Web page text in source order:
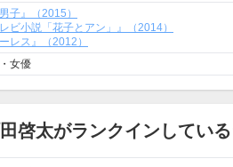
子』（2015）
ビ小説「花子とアン」』（2014）
レス』（2012）
女優
啓太がランクインしてい